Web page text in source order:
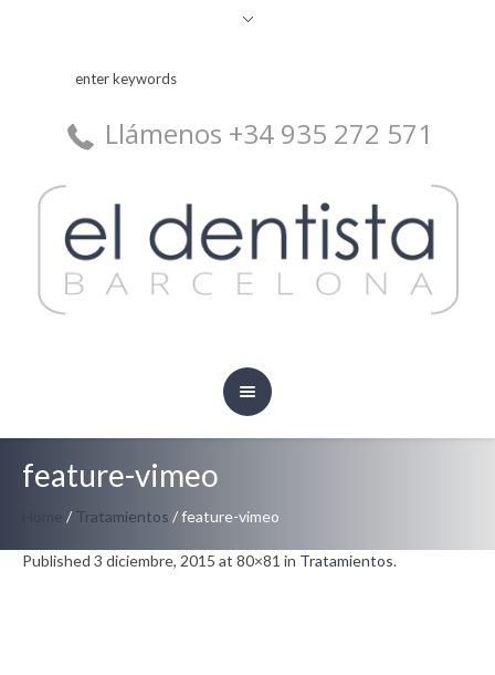
Llámenos +34 935 272 571
feature-vimeo
/ Tratamientos /feature-vimeo
Published 3 diciembre, 2015 at 80×81 in Tratamientos.